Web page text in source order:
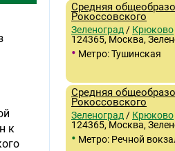
Средняя
Рокоссовского
Зеленоград / Крюково
124365, Москва,
• Метро: Тушинская
Средняя
Рокоссовского
Зеленоград / Крюково
124365, Москва,
• Метро: Речной
к